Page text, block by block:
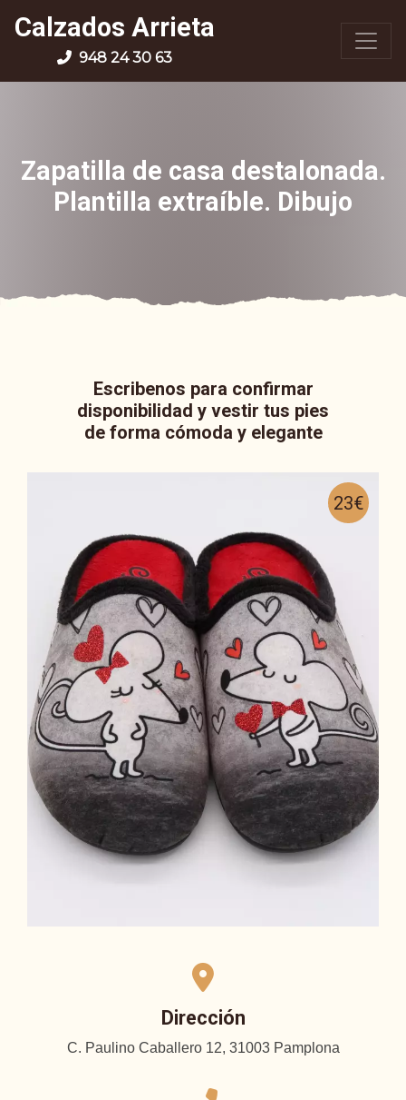
Calzados Arrieta
948 24 30 63
Zapatilla de casa destalonada.
Plantilla extraíble. Dibujo
Escribenos para confirmar
disponibilidad y vestir tus pies
de forma cómoda y elegante
23€
Dirección
C. Paulino Caballero 12, 31003 Pamplona